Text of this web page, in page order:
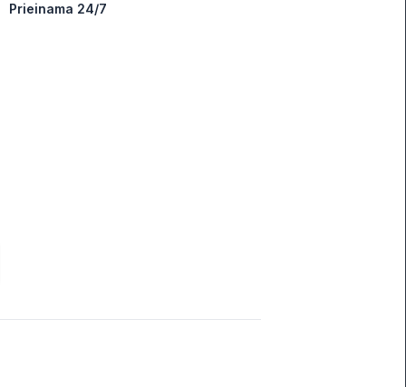
Prieinama 24/7